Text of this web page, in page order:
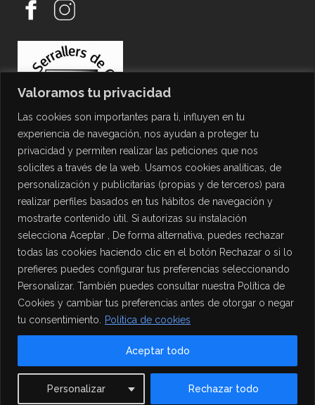
Valoramos tu privacidad
Las cookies son importantes para ti, influyen en tu
experiencia de navegación, nos ayudan a proteger tu
privacidad y permiten realizar las peticiones que nos
solicites a través de la web. Usamos cookies analíticas, de
personalización y publicitarias (propias y de terceros) para
realizar perfiles basados en tus hábitos de navegación y
mostrarte contenido útil. Si autorizas su instalación
selecciona Aceptar , De forma alternativa, puedes rechazar
todas las cookies haciendo clic en el botón Rechazar o si lo
prefieres puedes configurar tus preferencias seleccionando
Personalizar. También puedes consultar nuestra Política de
Cookies y cambiar tus preferencias antes de otorgar o negar
tu consentimiento.
Política de cookies
Personalizar Rechazar todo
Aceptar todo
PROTECCIÓN DE DATOS
Política de Privacidad
Política de Cookies
Aviso Legal